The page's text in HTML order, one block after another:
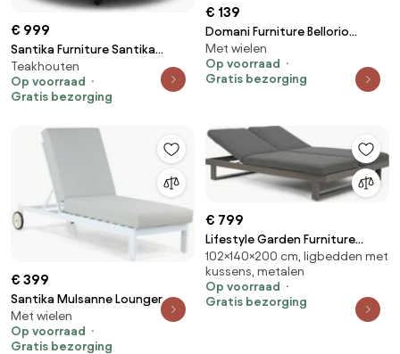
€ 999
Santika Furniture Santika
Lakeview Daybed Antraciet
Aluminium Taupe
Teakhouten
Op voorraad
Gratis bezorging
€ 139
Domani Furniture Bellorio
Ligbed Verstelbaar Aluminium
Zand/Beige
Met wielen
Op voorraad
Gratis bezorging
€ 399
Santika Mulsanne Lounger
Aluminium Wit
Met wielen
Op voorraad
Gratis bezorging
€ 799
Lifestyle Garden Furniture
Massimo Ligbed Met Kussen
Antraciet/dark Grey Aluminium
Grijs
102×140×200 cm, ligbedden met
kussens, metalen
Op voorraad
Gratis bezorging